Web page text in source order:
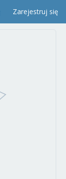
Zarejestruj się